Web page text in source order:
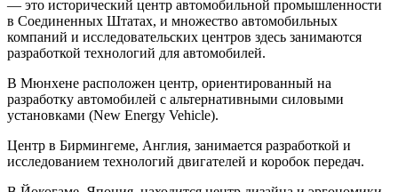
— это исторический центр автомобильной промышленности
в Соединенных Штатах, и множество автомобильных
компаний и исследовательских центров здесь занимаются
разработкой технологий для автомобилей.
В Мюнхене расположен центр, ориентированный на
разработку автомобилей с альтернативными силовыми
установками (New Energy Vehicle).
Центр в Бирмингеме, Англия, занимается разработкой и
исследованием технологий двигателей и коробок передач.